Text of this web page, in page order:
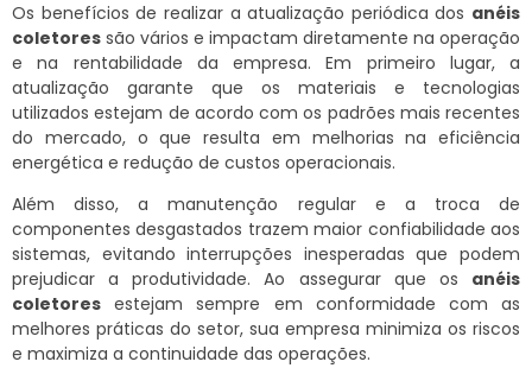
Os benefícios de realizar a atualização periódica dos anéis
coletores são vários e impactam diretamente na operação
e na rentabilidade da empresa. Em primeiro lugar, a
atualização garante que os materiais e tecnologias
utilizados estejam de acordo com os padrões mais recentes
do mercado, o que resulta em melhorias na eficiência
energética e redução de custos operacionais.
Além disso, a manutenção regular e a troca de
componentes desgastados trazem maior confiabilidade aos
sistemas, evitando interrupções inesperadas que podem
prejudicar a produtividade. Ao assegurar que os anéis
coletores estejam sempre em conformidade com as
melhores práticas do setor, sua empresa minimiza os riscos
e maximiza a continuidade das operações.